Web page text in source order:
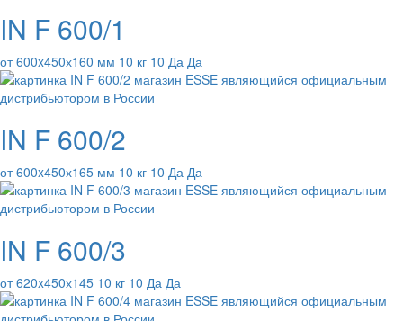
IN F 600/1
от 600x450х160 мм 10 кг 10 Да Да
IN F 600/2
от 600x450х165 мм 10 кг 10 Да Да
IN F 600/3
от 620x450х145 10 кг 10 Да Да